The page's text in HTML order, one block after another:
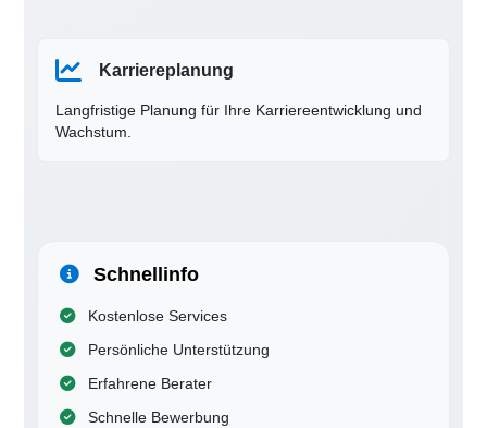
Karriereplanung
Langfristige Planung für Ihre Karriereentwicklung und
Wachstum.
Schnellinfo
Kostenlose Services
Persönliche Unterstützung
Erfahrene Berater
Schnelle Bewerbung